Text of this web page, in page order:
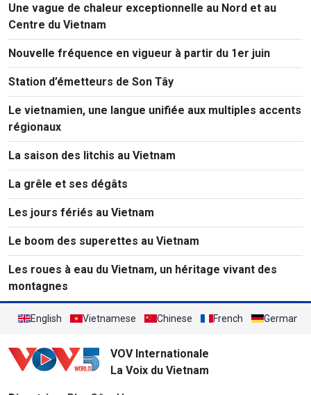
Une vague de chaleur exceptionnelle au Nord et au
Centre du Vietnam
Nouvelle fréquence en vigueur à partir du 1er juin
Station d’émetteurs de Son Tây
Le vietnamien, une langue unifiée aux multiples accents
régionaux
La saison des litchis au Vietnam
La grêle et ses dégâts
Les jours fériés au Vietnam
Le boom des superettes au Vietnam
Les roues à eau du Vietnam, un héritage vivant des
montagnes
English Vietnamese Chinese French German
VOV Internationale
La Voix du Vietnam